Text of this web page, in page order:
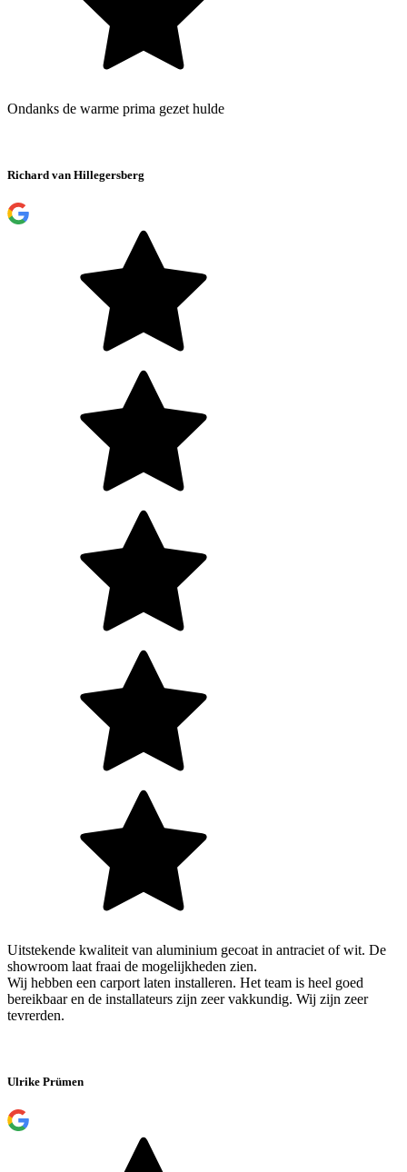
Ondanks de warme prima gezet hulde
Richard van Hillegersberg
Uitstekende kwaliteit van aluminium gecoat in antraciet of wit. De
showroom laat fraai de mogelijkheden zien.
Wij hebben een carport laten installeren. Het team is heel goed
bereikbaar en de installateurs zijn zeer vakkundig. Wij zijn zeer
tevrerden.
Ulrike Prümen